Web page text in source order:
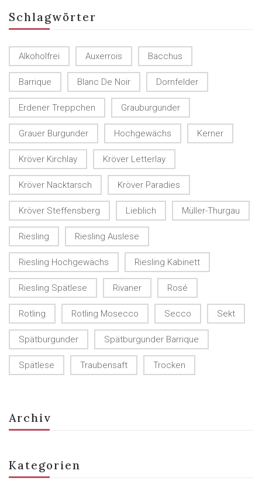
Schlagwörter
Alkoholfrei Auxerrois Bacchus
Barrique Blanc De Noir Dornfelder
Erdener Treppchen Grauburgunder
Grauer Burgunder Hochgewächs Kerner
Kröver Kirchlay Kröver Letterlay
Kröver Nacktarsch Kröver Paradies
Kröver Steffensberg Lieblich Müller-Thurgau
Riesling Riesling Auslese
Riesling Hochgewächs Riesling Kabinett
Riesling Spätlese Rivaner Rosé
Rotling Rotling Mosecco Secco Sekt
Spätburgunder Spätburgunder Barrique
Spätlese Traubensaft Trocken
Archiv
Kategorien